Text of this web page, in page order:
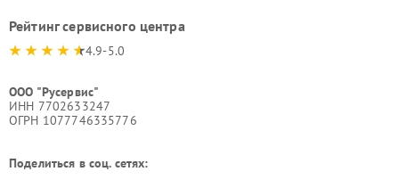
Рейтинг сервисного центра
4.9-5.0
ООО "Русервис"
ИНН 7702633247
ОГРН 1077746335776
Поделиться в соц. сетях: